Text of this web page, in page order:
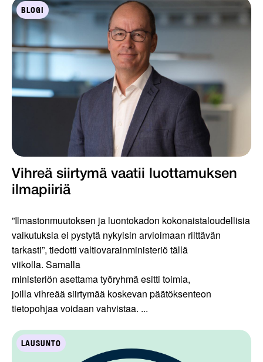
BLOGI
Vihreä siirtymä vaatii luottamuksen
ilmapiiriä
”Ilmastonmuutoksen ja luontokadon kokonaistaloudellisia
vaikutuksia ei pystytä nykyisin arvioimaan riittävän
tarkasti”, tiedotti valtiovarainministeriö tällä
viikolla. Samalla
ministeriön asettama työryhmä esitti toimia,
joilla vihreää siirtymää koskevan päätöksenteon
tietopohjaa voidaan vahvistaa. ...
LAUSUNTO